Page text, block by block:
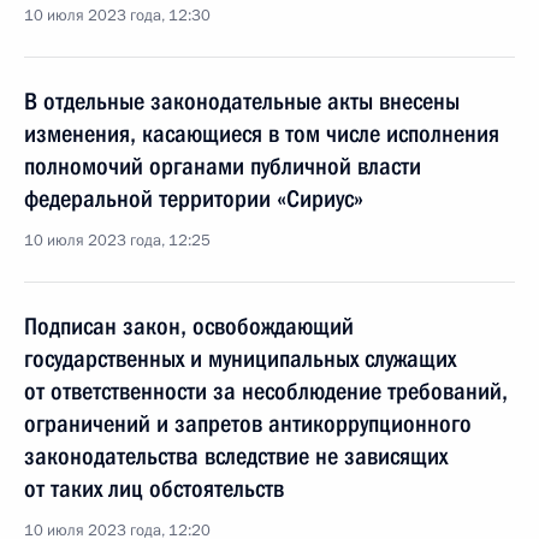
10 июля 2023 года, 12:30
В отдельные законодательные акты внесены
изменения, касающиеся в том числе исполнения
полномочий органами публичной власти
федеральной территории «Сириус»
10 июля 2023 года, 12:25
Подписан закон, освобождающий
государственных и муниципальных служащих
от ответственности за несоблюдение требований,
ограничений и запретов антикоррупционного
законодательства вследствие не зависящих
от таких лиц обстоятельств
10 июля 2023 года, 12:20